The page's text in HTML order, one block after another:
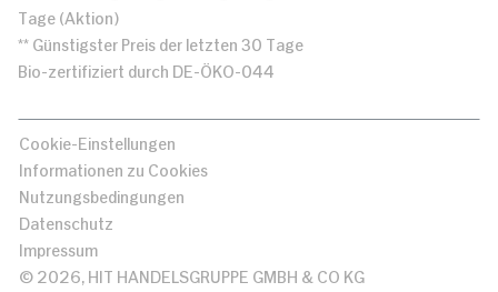
Tage (Aktion)
** Günstigster Preis der letzten 30 Tage
Bio-zertifiziert durch DE-ÖKO-044
Cookie-Einstellungen
Informationen zu Cookies
Nutzungsbedingungen
Datenschutz
Impressum
© 2026, HIT HANDELSGRUPPE GMBH & CO KG